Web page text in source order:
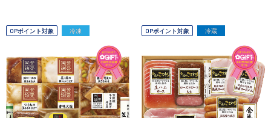
OPポイント対象 冷凍 OPポイント対象 冷蔵